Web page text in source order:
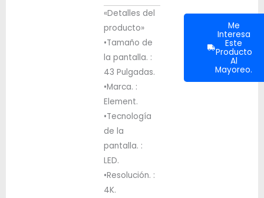
«Detalles del
producto»
•Tamaño de
la pantalla. :
43 Pulgadas.
•Marca. :
Element.
•Tecnología
de la
pantalla. :
LED.
•Resolución. :
4K.
Me
Interesa
Este
Producto
Al
Mayoreo.